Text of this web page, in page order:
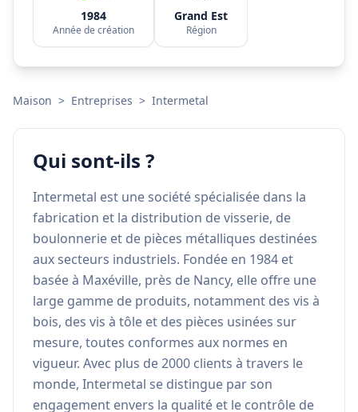
1984
Année de création
Grand Est
Région
Maison > Entreprises > Intermetal
Qui sont-ils ?
Intermetal est une société spécialisée dans la
fabrication et la distribution de visserie, de
boulonnerie et de pièces métalliques destinées
aux secteurs industriels. Fondée en 1984 et
basée à Maxéville, près de Nancy, elle offre une
large gamme de produits, notamment des vis à
bois, des vis à tôle et des pièces usinées sur
mesure, toutes conformes aux normes en
vigueur. Avec plus de 2000 clients à travers le
monde, Intermetal se distingue par son
engagement envers la qualité et le contrôle de